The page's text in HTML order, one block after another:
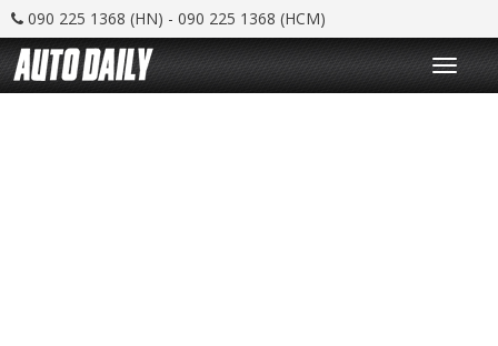
090 225 1368 (HN) - 090 225 1368 (HCM)
T
o
g